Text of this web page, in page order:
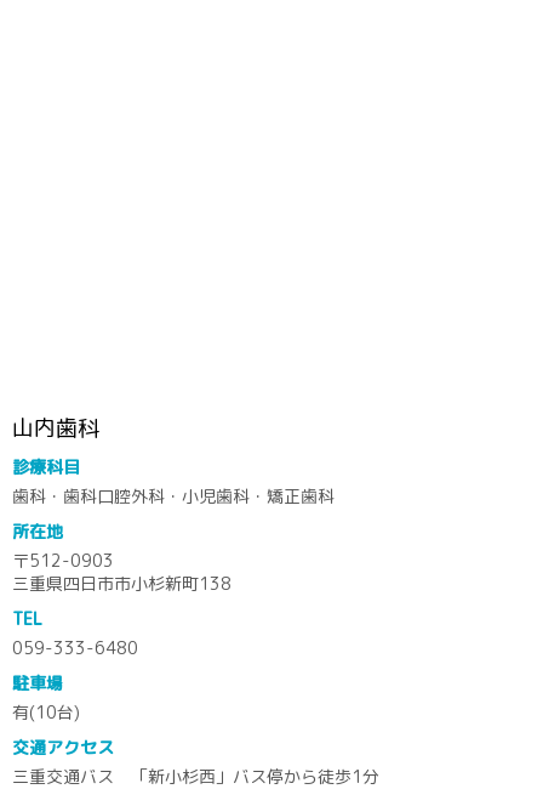
山内歯科
診療科目
歯科・歯科口腔外科・小児歯科・矯正歯科
所在地
〒512-0903
三重県四日市市小杉新町138
TEL
059-333-6480
駐車場
有(10台)
交通アクセス
三重交通バス 「新小杉西」バス停から徒歩1分